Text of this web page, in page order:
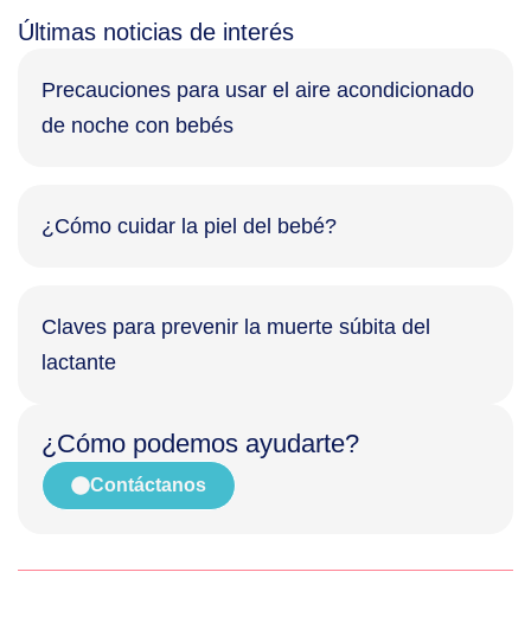
Últimas noticias de interés
Precauciones para usar el aire acondicionado
de noche con bebés
¿Cómo cuidar la piel del bebé?
Claves para prevenir la muerte súbita del
lactante
¿Cómo podemos ayudarte?
Contáctanos